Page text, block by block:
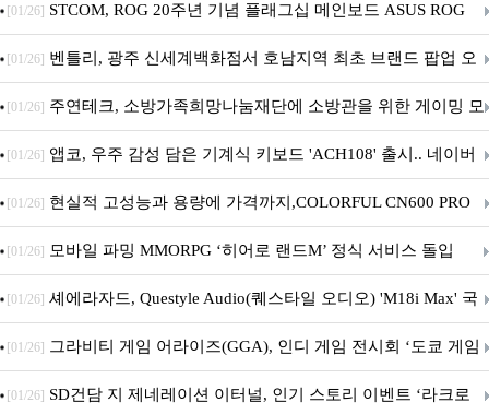
[01/26] STCOM, ROG 20주년 기념 플래그십 메인보드 ASUS ROG
Crosshair X870E EDITION 20 국내 출시 예정
[01/26] 벤틀리, 광주 신세계백화점서 호남지역 최초 브랜드 팝업 오
픈
[01/26] 주연테크, 소방가족희망나눔재단에 소방관을 위한 게이밍 모
니터·스마트 펫 침대 기부
[01/26] 앱코, 우주 감성 담은 기계식 키보드 'ACH108' 출시.. 네이버
브랜드데이 기획전 진행
[01/26] 현실적 고성능과 용량에 가격까지,COLORFUL CN600 PRO
M.2 NVMe 디앤디컴 1TB
[01/26] 모바일 파밍 MMORPG ‘히어로 랜드M’ 정식 서비스 돌입
[01/26] 셰에라자드, Questyle Audio(퀘스타일 오디오) 'M18i Max' 국
내 정식 출시
[01/26] 그라비티 게임 어라이즈(GGA), 인디 게임 전시회 ‘도쿄 게임
던전 13’ 참가!
[01/26] SD건담 지 제네레이션 이터널, 인기 스토리 이벤트 ‘라크로